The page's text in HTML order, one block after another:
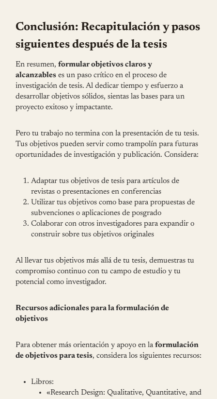
Conclusión: Recapitulación y pasos
siguientes después de la tesis
En resumen, formular objetivos claros y
alcanzables es un paso crítico en el proceso de
investigación de tesis. Al dedicar tiempo y esfuerzo a
desarrollar objetivos sólidos, sientas las bases para un
proyecto exitoso y impactante.
Pero tu trabajo no termina con la presentación de tu tesis.
Tus objetivos pueden servir como trampolín para futuras
oportunidades de investigación y publicación. Considera:
Adaptar tus objetivos de tesis para artículos de
revistas o presentaciones en conferencias
Utilizar tus objetivos como base para propuestas de
subvenciones o aplicaciones de posgrado
Colaborar con otros investigadores para expandir o
construir sobre tus objetivos originales
Al llevar tus objetivos más allá de tu tesis, demuestras tu
compromiso continuo con tu campo de estudio y tu
potencial como investigador.
Recursos adicionales para la formulación de
objetivos
Para obtener más orientación y apoyo en laformulación
de objetivos para tesis, considera los siguientes recursos:
Libros:
«Research Design: Qualitative, Quantitative, and